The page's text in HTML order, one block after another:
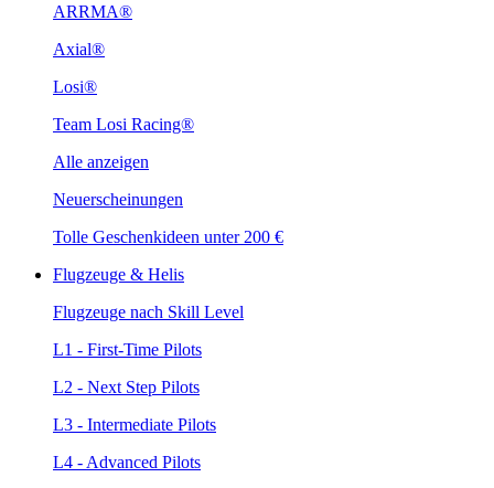
ARRMA®
Axial®
Losi®
Team Losi Racing®
Alle anzeigen
Neuerscheinungen
Tolle Geschenkideen unter 200 €
Flugzeuge & Helis
Flugzeuge nach Skill Level
L1 - First-Time Pilots
L2 - Next Step Pilots
L3 - Intermediate Pilots
L4 - Advanced Pilots